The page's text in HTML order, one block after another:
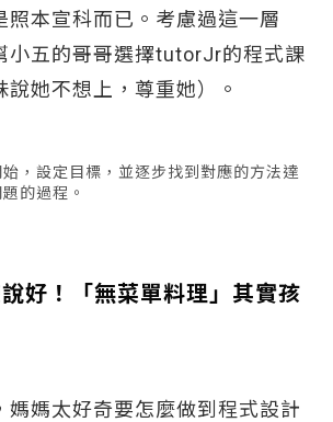
照本宣科而已。考慮過這一層
小五的哥哥選擇tutorJr的程式課
說她不想上，尊重她）。
，設定目標，並逐步找到對應的方法達
的過程。
好！「無菜單料理」其實孩
媽媽太好奇要怎麼做到程式設計